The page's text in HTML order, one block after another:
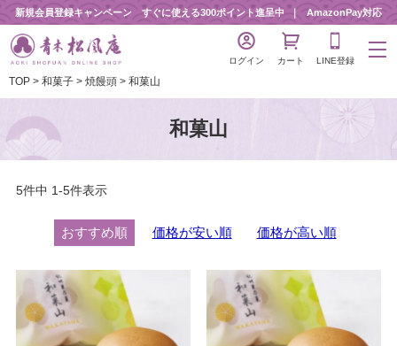
新規会員登録キャンペーン すぐに使える300ポイント進呈中 AmazonPay対応
ログイン カート LINE登録
TOP 和菓子 焼饅頭 和菓山
和菓山
おすすめ順 価格が安い順 価格が高い順
5件中 1-5件表示